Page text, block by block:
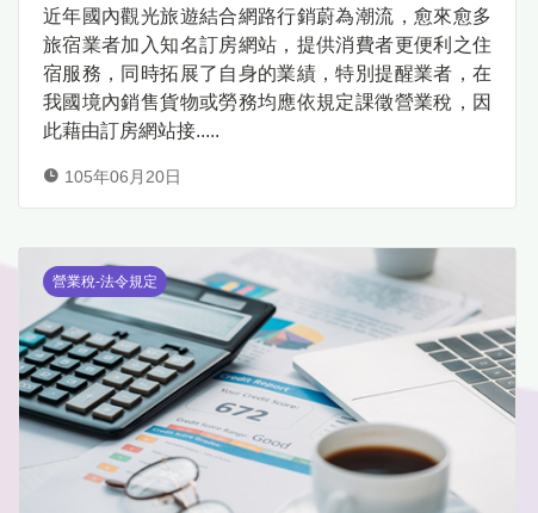
近年國內觀光旅遊結合網路行銷蔚為潮流，愈來愈多
旅宿業者加入知名訂房網站，提供消費者更便利之住
宿服務，同時拓展了自身的業績，特別提醒業者，在
我國境內銷售貨物或勞務均應依規定課徵營業稅，因
此藉由訂房網站接.....
105年06月20日
營業稅-法令規定